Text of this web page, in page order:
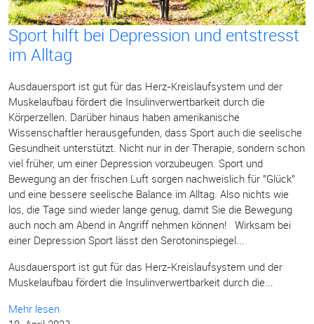
Sport hilft bei Depression und entstresst
im Alltag
Ausdauersport ist gut für das Herz-Kreislaufsystem und der
Muskelaufbau fördert die Insulinverwertbarkeit durch die
Körperzellen. Darüber hinaus haben amerikanische
Wissenschaftler herausgefunden, dass Sport auch die seelische
Gesundheit unterstützt. Nicht nur in der Therapie, sondern schon
viel früher, um einer Depression vorzubeugen. Sport und
Bewegung an der frischen Luft sorgen nachweislich für "Glück"
und eine bessere seelische Balance im Alltag. Also nichts wie
los, die Tage sind wieder lange genug, damit Sie die Bewegung
auch noch am Abend in Angriff nehmen können! Wirksam bei
einer Depression Sport lässt den Serotoninspiegel...
Ausdauersport ist gut für das Herz-Kreislaufsystem und der
Muskelaufbau fördert die Insulinverwertbarkeit durch die...
Mehr lesen